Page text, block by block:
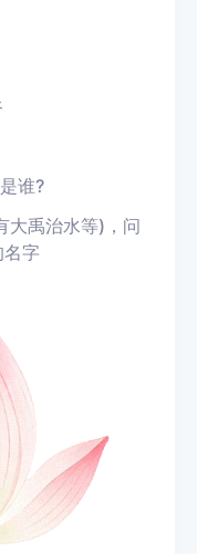
谁?
大禹治水等)，问
字